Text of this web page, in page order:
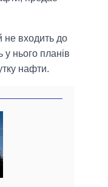
не входить до
у нього планів
нафти.